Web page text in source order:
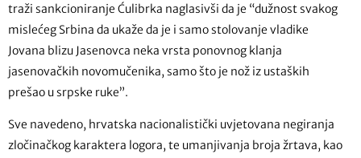
traži sankcioniranje Ćulibrka naglasivši da je “dužnost svakog
mislećeg Srbina da ukaže da je i samo stolovanje vladike
Jovana blizu Jasenovca neka vrsta ponovnog klanja
jasenovačkih novomučenika, samo što je nož iz ustaških
prešao u srpske ruke”.
Sve navedeno, hrvatska nacionalistički uvjetovana negiranja
zločinačkog karaktera logora, te umanjivanja broja žrtava, kao